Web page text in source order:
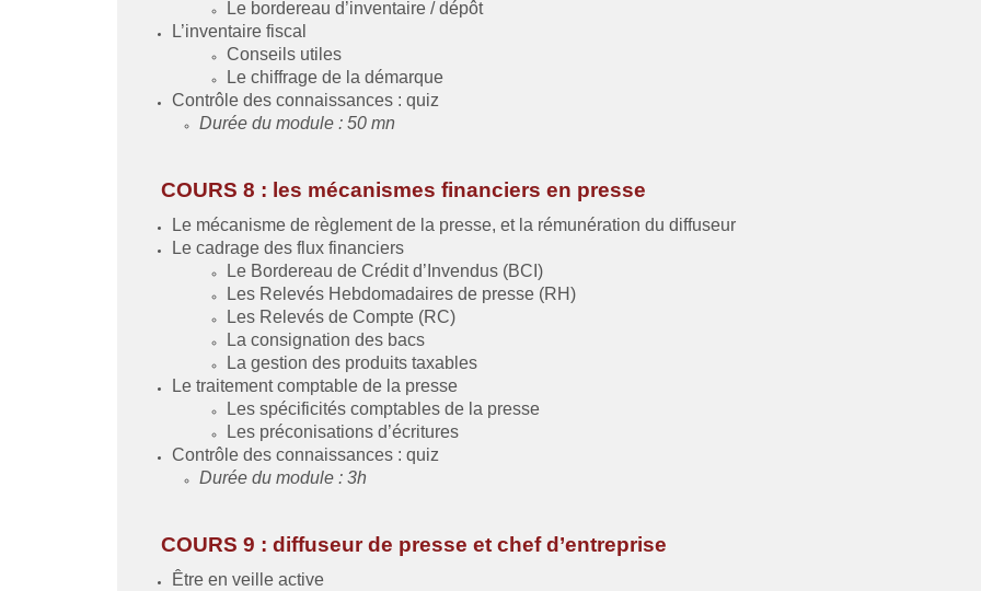
Le bordereau d’inventaire / dépôt
L’inventaire fiscal
Conseils utiles
Le chiffrage de la démarque
Contrôle des connaissances : quiz
Durée du module : 50 mn
COURS 8 : les mécanismes financiers en presse
Le mécanisme de règlement de la presse, et la rémunération du diffuseur
Le cadrage des flux financiers
Le Bordereau de Crédit d’Invendus (BCI)
Les Relevés Hebdomadaires de presse (RH)
Les Relevés de Compte (RC)
La consignation des bacs
La gestion des produits taxables
Le traitement comptable de la presse
Les spécificités comptables de la presse
Les préconisations d’écritures
Contrôle des connaissances : quiz
Durée du module : 3h
COURS 9 : diffuseur de presse et chef d’entreprise
Être en veille active